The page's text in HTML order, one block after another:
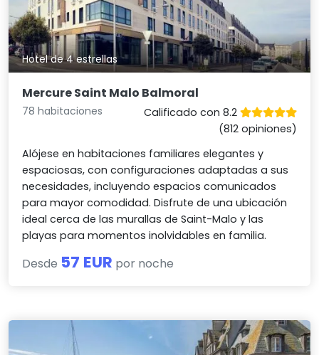
Hotel de 4 estrellas
Mercure Saint Malo Balmoral
78 habitaciones
Calificado con 8.2
(812 opiniones)
Alójese en habitaciones familiares elegantes y
espaciosas, con configuraciones adaptadas a sus
necesidades, incluyendo espacios comunicados
para mayor comodidad. Disfrute de una ubicación
ideal cerca de las murallas de Saint-Malo y las
playas para momentos inolvidables en familia.
Desde 57 EUR por noche